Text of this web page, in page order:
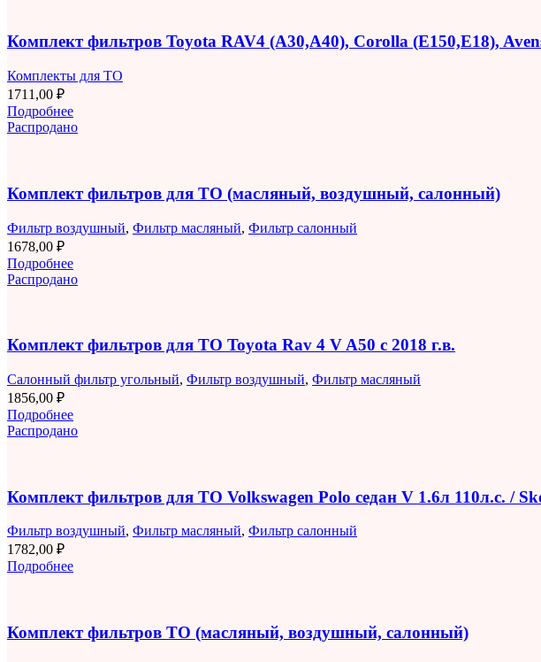
Комплект фильтров Toyota RAV4 (A30,A40), Corolla (E150,E18),
Комплекты для ТО
1711,00 ₽
Подробнее
Распродано
Комплект фильтров для ТО (масляный, воздушный, салонный)
Фильтр воздушный, Фильтр масляный, Фильтр салонный
1678,00 ₽
Подробнее
Распродано
Комплект фильтров для ТО Toyota Rav 4 V A50 с 2018 г.в.
Салонный фильтр угольный, Фильтр воздушный, Фильтр масляный
1856,00 ₽
Подробнее
Распродано
Комплект фильтров для ТО Volkswagen Polo седан V 1.6л 110л.с. /
Фильтр воздушный, Фильтр масляный, Фильтр салонный
1782,00 ₽
Подробнее
Комплект фильтров ТО (масляный, воздушный, салонный)